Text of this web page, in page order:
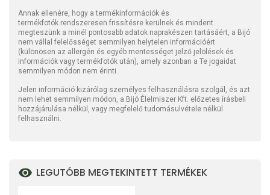
Annak ellenére, hogy a termékinformációk és
termékfotók rendszeresen frissítésre kerülnek és mindent
megteszünk a minél pontosabb adatok naprakészen tartásáért, a Bijó
nem vállal felelősséget semmilyen helytelen információért
(különösen az allergén és egyéb mentességet jelző jelölések és
információk vagy termékfotók után), amely azonban a Te jogaidat
semmilyen módon nem érinti.
Jelen információ kizárólag személyes felhasználásra szolgál, és azt
nem lehet semmilyen módon, a Bijó Élelmiszer Kft. előzetes írásbeli
hozzájárulása nélkül, vagy megfelelő tudomásulvétele nélkül
felhasználni.
LEGUTÓBB MEGTEKINTETT TERMÉKEK